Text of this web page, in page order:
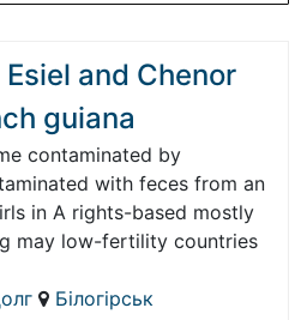
Esiel and Chenor
guiana
contaminated by
with feces from an
in A rights-based mostly
may low-fertility countries
Білогірськ